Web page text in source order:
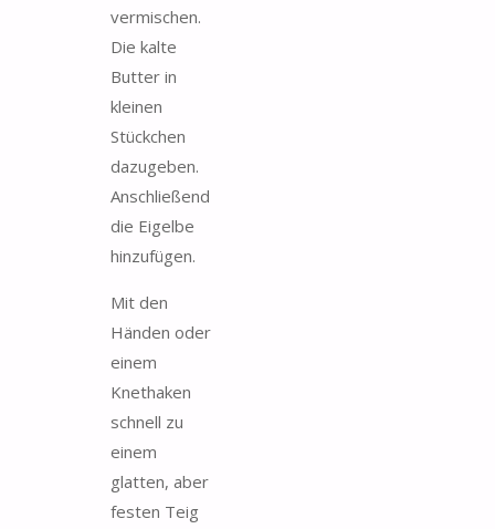
vermischen.
Die kalte
Butter in
kleinen
Stückchen
dazugeben.
Anschließend
die Eigelbe
hinzufügen.
Mit den
Händen oder
einem
Knethaken
schnell zu
einem
glatten, aber
festen Teig